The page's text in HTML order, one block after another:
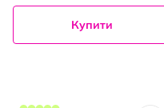
Купити